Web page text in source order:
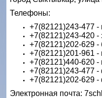
Телефоны:
+7(82121)243-477
+7(82121)243-420 -
+7(82121)202-629 -
+7(82121)201-961 -
+7(82121)440-620 -
+7(82121)243-477 -
+7(82121)202-629 -
Электронная почта: